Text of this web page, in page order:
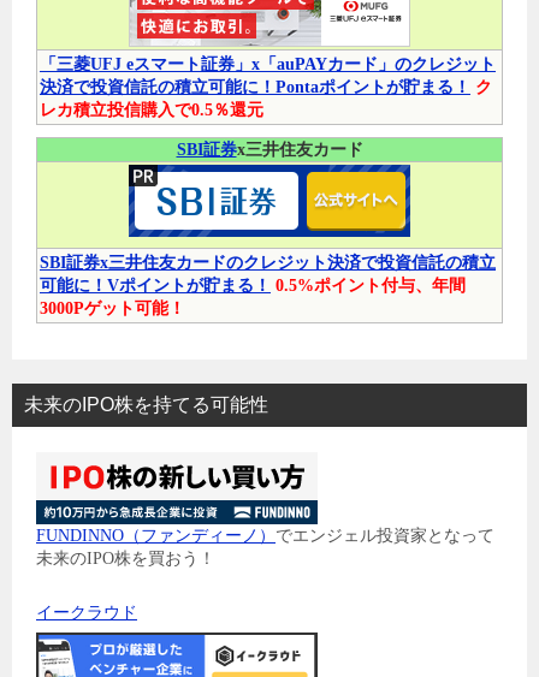
「三菱UFJ eスマート証券」x「auPAYカード」のクレジット
決済で投資信託の積立可能に！Pontaポイントが貯まる！
ク
レカ積立投信購入で0.5％還元
SBI証券x三井住友カード
SBI証券x三井住友カードのクレジット決済で投資信託の積立
可能に！Vポイントが貯まる！ 0.5%ポイント付与、年間
3000Pゲット可能！
未来のIPO株を持てる可能性
FUNDINNO（ファンディーノ） でエンジェル投資家となって
未来のIPO株を買おう！
イークラウド